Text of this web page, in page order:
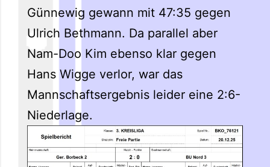
Günnewig gewann mit 47:35 gegen
Ulrich Bethmann. Da parallel aber
Nam-Doo Kim ebenso klar gegen
Hans Wigge verlor, war das
Mannschaftsergebnis leider eine 2:6-
Niederlage.